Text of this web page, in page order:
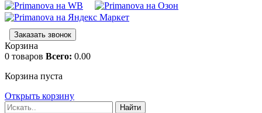
Заказать звонок
Корзина
0 товаров Всего: 0.00
Корзина пуста
Открыть корзину
Найти